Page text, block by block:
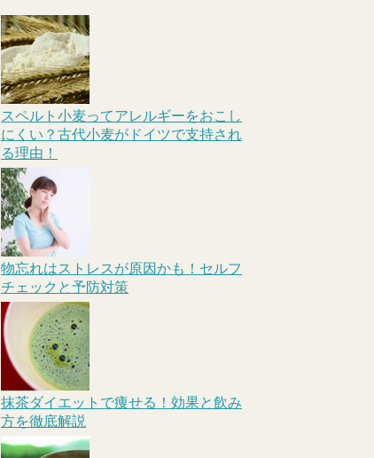
スペルト小麦ってアレルギーをおこし
にくい？古代小麦がドイツで支持され
る理由！
物忘れはストレスが原因かも！セルフ
チェックと予防対策
抹茶ダイエットで痩せる！効果と飲み
方を徹底解説